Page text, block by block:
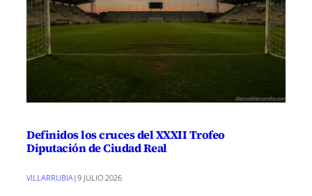
Definidos los cruces del XXXII Trofeo
Diputación de Ciudad Real
VILLARRUBIA |9 JULIO 2026